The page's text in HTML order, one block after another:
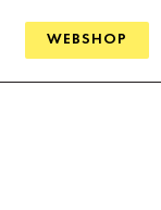
WEBSHOP